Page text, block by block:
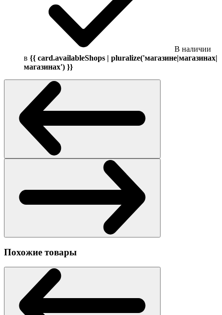
В наличии
в {{ card.availableShops | pluralize('магазине|магазинах|
магазинах') }}
Похожие товары